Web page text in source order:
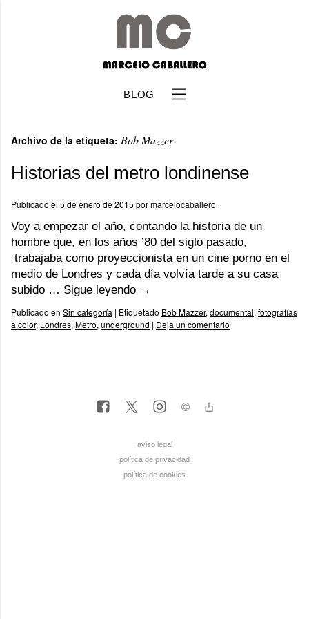
BLOG
Archivo de la etiqueta: Bob Mazzer
Historias del metro londinense
Publicado el 5 de enero de 2015 pormarcelocaballero
Voy a empezar el año, contando la historia de un
hombre que, en los años ’80 del siglo pasado,
trabajaba como proyeccionista en un cine porno en el
medio de Londres y cada día volvía tarde a su casa
subido … Sigue leyendo →
Publicado en Sin categoría | Etiquetado Bob Mazzer, documental, fotografías
a color, Londres, Metro, underground | Deja un comentario
aviso legal
política de privacidad
política de cookies